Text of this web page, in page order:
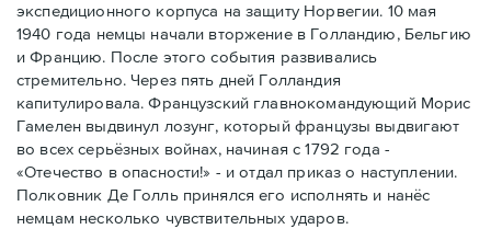
экспедиционного корпуса на защиту Норвегии. 10 мая
1940 года немцы начали вторжение в Голландию, Бельгию
и Францию. После этого события развивались
стремительно. Через пять дней Голландия
капитулировала. Французский главнокомандующий Морис
Гамелен выдвинул лозунг, который французы выдвигают
во всех серьёзных войнах, начиная с 1792 года -
«Отечество в опасности!» - и отдал приказ о наступлении.
Полковник Дe Голль принялся его исполнять и нанёс
немцам несколько чувствительных ударов.